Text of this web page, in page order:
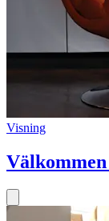
Visning